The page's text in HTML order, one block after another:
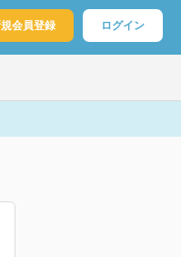
会員登録 ログイン